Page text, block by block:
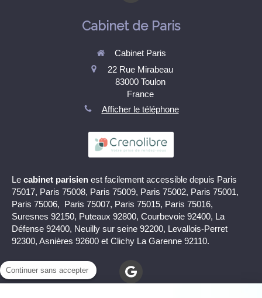
Cabinet de Paris
Cabinet Paris
22 Rue Mirabeau
83000 Toulon
France
Afficher le téléphone
Le cabinet parisien est facilement accessible depuis Paris
75017, Paris 75008, Paris 75009, Paris 75002, Paris 75001,
Paris 75006, Paris 75007, Paris 75015, Paris 75016,
Suresnes 92150, Puteaux 92800, Courbevoie 92400, La
Défense 92400, Neuilly sur seine 92200, Levallois-Perret
92300, Asnières 92600 et Clichy La Garenne 92110.
Continuer sans accepter